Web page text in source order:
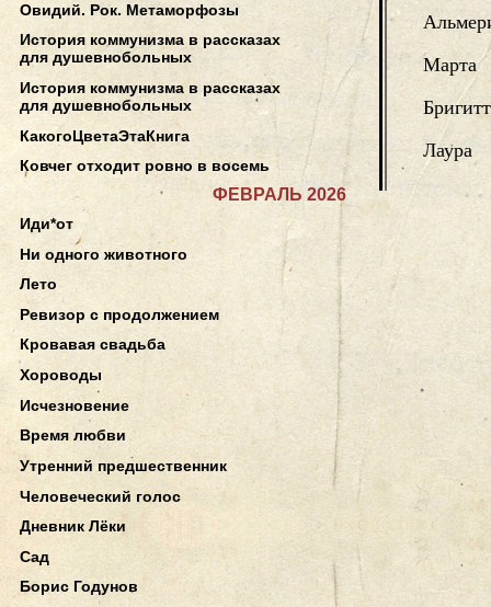
Марта
Лаура
Овидий. Рок. Метаморфозы
История коммунизма в рассказах
для душевнобольных
История коммунизма в рассказах
для душевнобольных
КакогоЦветаЭтаКнига
Ковчег отходит ровно в восемь
ФЕВРАЛЬ 2026
Иди*от
Ни одного животного
Лето
Ревизор с продолжением
Кровавая свадьба
Хороводы
Исчезновение
Время любви
Утренний предшественник
Человеческий голос
Дневник Лёки
Сад
Борис Годунов